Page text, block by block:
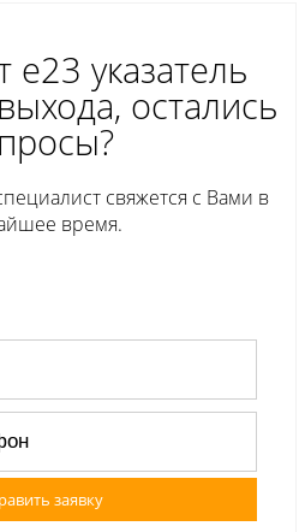
е23 указатель
остались
свяжется с Вами в
время.
заявку